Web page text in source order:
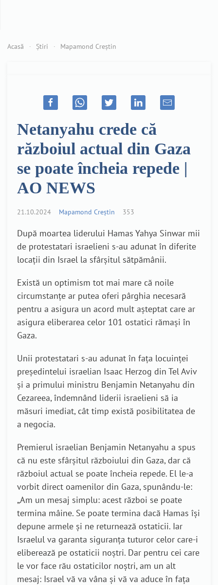
Acasă Știri Mapamond Creștin
Netanyahu crede că
războiul actual din Gaza
se poate încheia repede |
AO NEWS
21.10.2024 Mapamond Creștin 353
După moartea liderului Hamas Yahya Sinwar mii
de protestatari israelieni s-au adunat în diferite
locații din Israel la sfârșitul sătpămânii.
Există un optimism tot mai mare că noile
circumstanțe ar putea oferi pârghia necesară
pentru a asigura un acord mult așteptat care ar
asigura eliberarea celor 101 ostatici rămași în
Gaza.
Unii protestatari s-au adunat în fața locuinței
președintelui israelian Isaac Herzog din Tel Aviv
și a primului ministru Benjamin Netanyahu din
Cezareea, îndemnând liderii israelieni să ia
măsuri imediat, cât timp există posibilitatea de
a negocia.
Premierul israelian Benjamin Netanyahu a spus
că nu este sfârșitul războiului din Gaza, dar că
războiul actual se poate încheia repede. El le-a
vorbit direct oamenilor din Gaza, spunându-le:
„Am un mesaj simplu: acest război se poate
termina mâine. Se poate termina dacă Hamas își
depune armele și ne returnează ostaticii. Iar
Israelul va garanta siguranța tuturor celor care-i
eliberează pe ostaticii noștri. Dar pentru cei care
le vor face rău ostaticilor noștri, am un alt
mesaj: Israel vă va vâna și vă va aduce în fața